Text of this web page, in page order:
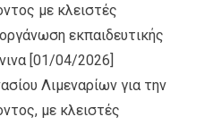
με κλειστές
εκπαιδευτικής
[01/04/2026]
Λιμεναρίων για την
με κλειστές